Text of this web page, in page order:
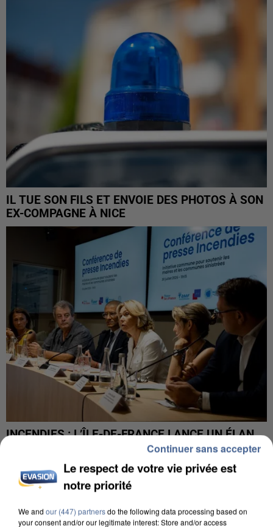
IL TUE SON FILS ET ENVOIE DES PHOTOS À SON
EX-COMPAGNE À NICE
INCENDIES : L’ÎLE-DE-FRANCE LANCE UN ÉLAN
DE SOLIDARITÉ AVEC LES...
Le respect de votre vie privée est
notre priorité
We and our (447) partnersdo the following data processing based on
your consent and/or our legitimate interest: Store and/or access
Continuer sans accepter